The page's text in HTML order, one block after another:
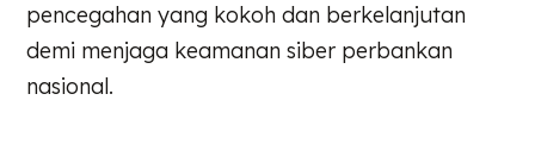
pencegahan yang kokoh dan berkelanjutan
demi menjaga keamanan siber perbankan
nasional.